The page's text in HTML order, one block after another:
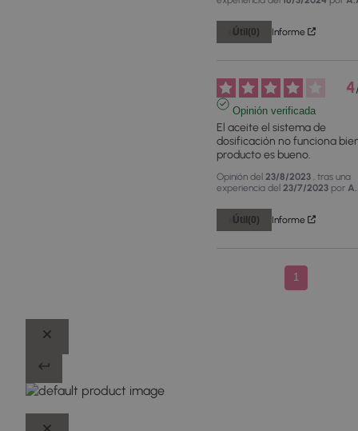
Útil(0) Informe
4
Opinión verificada
El aceite el sistema de
dosificación no funciona
producto es bueno.
Opinión del 23/8/2023 , tras una
experiencia del 23/7/2023 por
Útil(0) Informe
1